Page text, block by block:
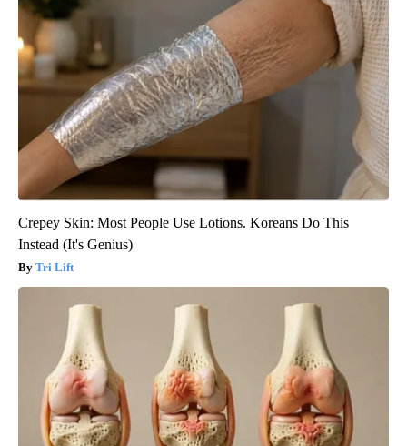
Crepey Skin: Most People Use Lotions. Koreans Do This
Instead (It's Genius)
Tri Lift